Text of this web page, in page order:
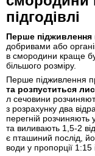
підгодівлі
Перше підживлення
добривами або
в смородини краще
більшого розміру.
Перше підживлення
та розпуститься
л сечовини
з розрахунку два
перегній розчиняють
та виливають 1,5-2
є пташиний послід,
води у пропорції 1:15